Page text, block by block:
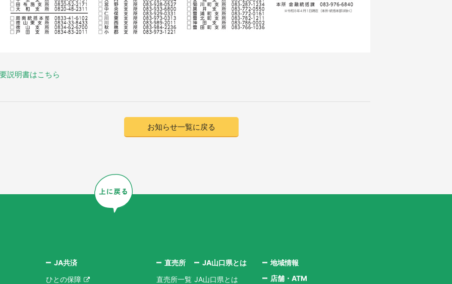
説明書はこちら
お知らせ一覧に戻る
JA共済
ひとの保障
直売所
直売所一覧
JA山口県とは
JA山口県とは
地域情報
店舗・ATM